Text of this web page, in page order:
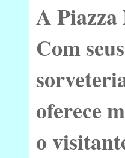
A Piazza
Com
oferece
o